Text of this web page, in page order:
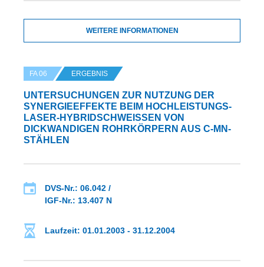
WEITERE INFORMATIONEN
FA 06 ERGEBNIS
UNTERSUCHUNGEN ZUR NUTZUNG DER
SYNERGIEEFFEKTE BEIM HOCHLEISTUNGS-
LASER-HYBRIDSCHWEISSEN VON D
ICKWANDIGEN ROHRKÖRPERN AUS C-MN-S
TÄHLEN
DVS-Nr.: 06.042 /
IGF-Nr.: 13.407 N
Laufzeit: 01.01.2003 - 31.12.2004